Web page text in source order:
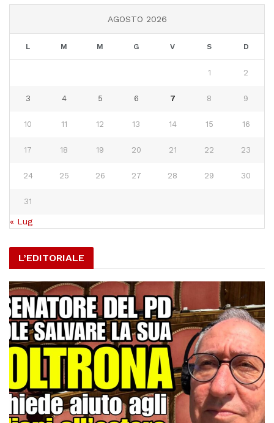
AGOSTO 2026
L M M G V S D
1 2
3 4 5 6 7 8 9
10 11 12 13 14 15 16
17 18 19 20 21 22 23
24 25 26 27 28 29 30
31
« Lug
L’EDITORIALE